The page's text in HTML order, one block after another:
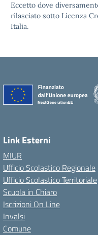
Eccetto dove
rilasciato sotto Licenza
Italia.
Link Esterni
MIUR
Ufficio Scolastico Regionale
Ufficio Scolastico Territoriale
Scuola in Chiaro
Iscrizioni On Line
Invalsi
Comune